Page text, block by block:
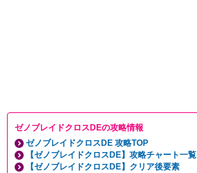
ゼノブレイドクロスDEの攻略情報
ゼノブレイドクロスDE 攻略TOP
【ゼノブレイドクロスDE】攻略チャート一覧
【ゼノブレイドクロスDE】クリア後要素